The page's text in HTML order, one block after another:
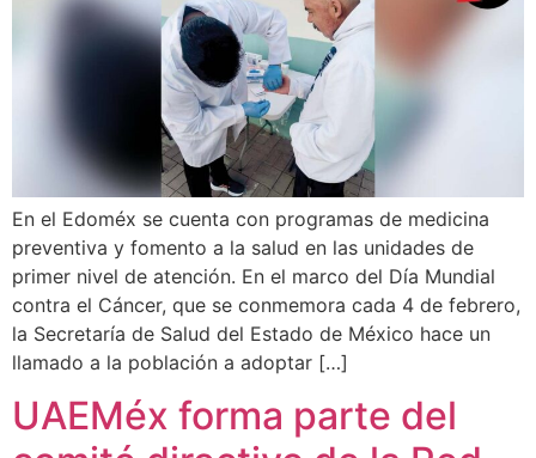
En el Edoméx se cuenta con programas de medicina
preventiva y fomento a la salud en las unidades de
primer nivel de atención. En el marco del Día Mundial
contra el Cáncer, que se conmemora cada 4 de febrero,
la Secretaría de Salud del Estado de México hace un
llamado a la población a adoptar […]
UAEMéx forma parte del